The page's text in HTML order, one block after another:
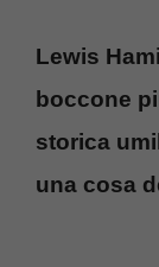
Lewis
boccone
storica
una cosa